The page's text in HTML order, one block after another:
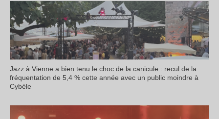
Jazz à Vienne a bien tenu le choc de la canicule : recul de la
fréquentation de 5,4 % cette année avec un public moindre à
Cybèle